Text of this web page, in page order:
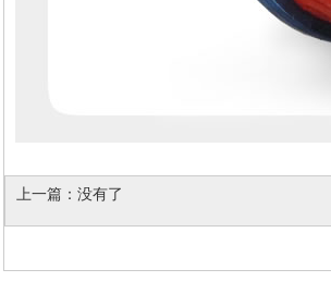
上一篇： 没有了